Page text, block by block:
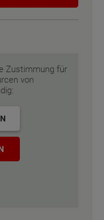
9.63 m x 11 m
9.63 m x 11 m
Zustimmung für
von